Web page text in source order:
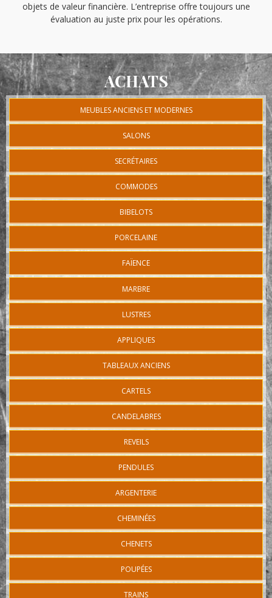
objets de valeur financière. L’entreprise offre toujours une
évaluation au juste prix pour les opérations.
ACHATS
MEUBLES ANCIENS ET MODERNES
SALONS
SECRÉTAIRES
COMMODES
BIBELOTS
PORCELAINE
FAÏENCE
MARBRE
LUSTRES
APPLIQUES
TABLEAUX ANCIENS
CARTELS
CANDELABRES
REVEILS
PENDULES
ARGENTERIE
CHEMINÉES
CHENETS
POUPÉES
TRAINS